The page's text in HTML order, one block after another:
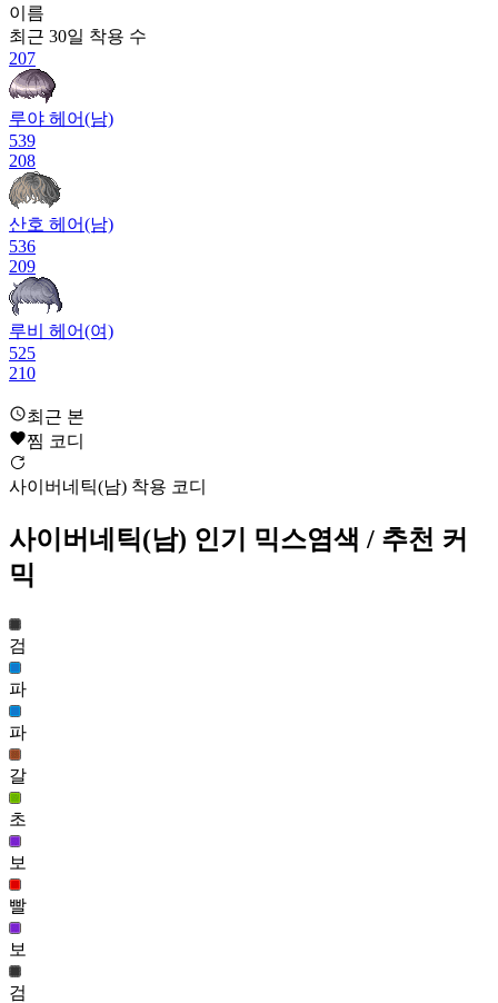
이름
최근 30일 착용 수
207
루야 헤어(남)
539
208
산호 헤어(남)
536
209
루비 헤어(여)
525
210
사이타마 헤어
523
211
뾰롱이 헤어(여)
212
블레이 헤어(남)
213
사이버네틱(남)
507
214
시원한 원더 바니 헤어(여)
500
215
블링 루야 헤어(남)
499
216
요정윙 헤어(남)
498
217
최근 본
찜 코디
사이버네틱(남) 착용 코디
사이버네틱(남) 인기 믹스염색 / 추천 커
믹
검
파
파
갈
초
보
빨
보
검